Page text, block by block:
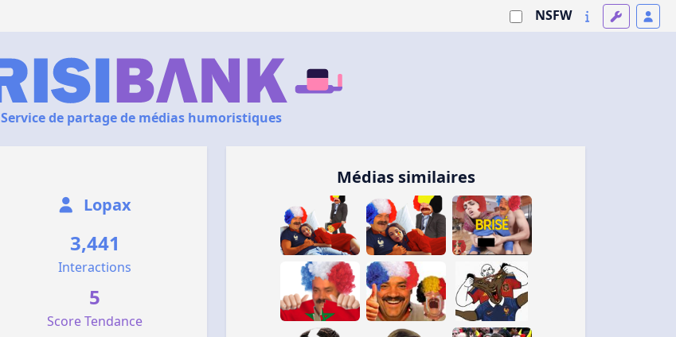
NSFW
Service de partage de médias humoristiques
Lopax
3,441
Interactions
5
Score Tendance
Médias similaires